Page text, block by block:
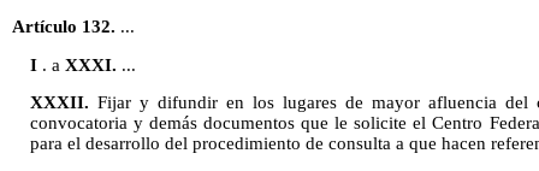
Artículo 132. ...
I. a XXXI. ...
XXXII. Fijar y difundir en los lugares de mayor afluencia
convocatoria y demás documentos que le solicite el Centro
para el desarrollo del procedimiento de consulta a que hacen